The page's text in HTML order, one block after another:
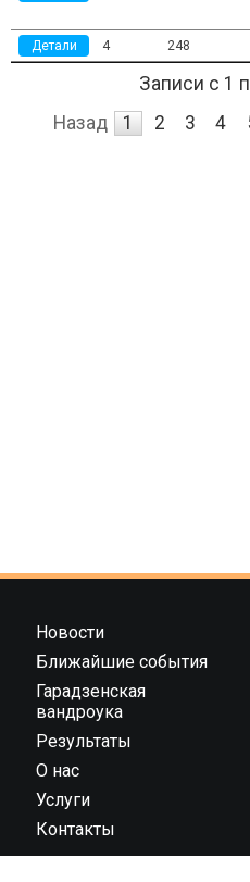
Детали 4 248
Записи с 1
Назад
1 2 3 4
Новости
Ближайшие события
Гарадзенская
вандроука
Результаты
О нас
Услуги
Контакты